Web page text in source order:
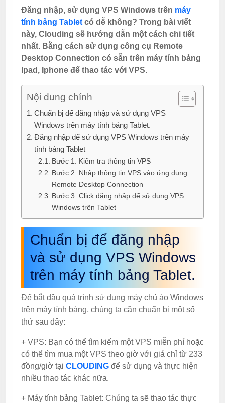
Đăng nhập, sử dụng VPS Windows trên máy
tính bảng Tablet có dễ không? Trong bài viết
này, Clouding sẽ hướng dẫn một cách chi tiết
nhất. Bằng cách sử dụng công cụ Remote
Desktop Connection có sẵn trên máy tính bảng
Ipad, Iphone để thao tác với VPS.
Nội dung chính
Chuẩn bị để đăng nhập và sử dụng VPS
Windows trên máy tính bảng Tablet.
Đăng nhập để sử dụng VPS Windows trên máy
tính bảng Tablet
Bước 1: Kiểm tra thông tin VPS
Bước 2: Nhập thông tin VPS vào ứng dụng
Remote Desktop Connection
Bước 3: Click đăng nhập để sử dụng VPS
Windows trên Tablet
Chuẩn bị để đăng nhập
và sử dụng VPS Windows
trên máy tính bảng Tablet.
Để bắt đầu quá trình sử dụng máy chủ ảo Windows
trên máy tính bảng, chúng ta cần chuẩn bị một số
thứ sau đây:
+ VPS: Bạn có thể tìm kiếm một VPS miễn phí hoặc
có thể tìm mua một VPS theo giờ với giá chỉ từ 233
đồng/giờ tại CLOUDING để sử dụng và thực hiện
nhiều thao tác khác nữa.
+ Máy tính bảng Tablet: Chúng ta sẽ thao tác thực